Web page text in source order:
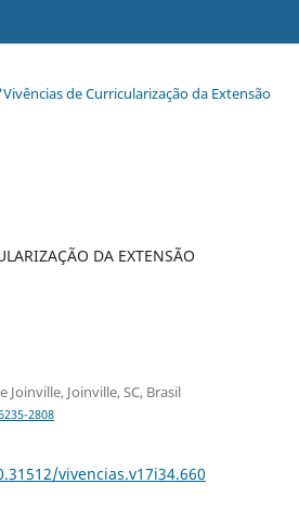
de Curricularização da Extensão
DA EXTENSÃO
Joinville, SC, Brasil
2808
vivencias.v17i34.660